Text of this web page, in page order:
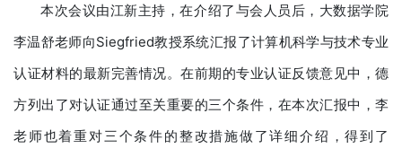
本次会议由江新主持，在介绍了与会人员后，大数据学院
李温舒老师向Siegfried教授系统汇报了计算机科学与技术专业
认证材料的最新完善情况。在前期的专业认证反馈意见中，德
方列出了对认证通过至关重要的三个条件，在本次汇报中，李
老师也着重对三个条件的整改措施做了详细介绍，得到了